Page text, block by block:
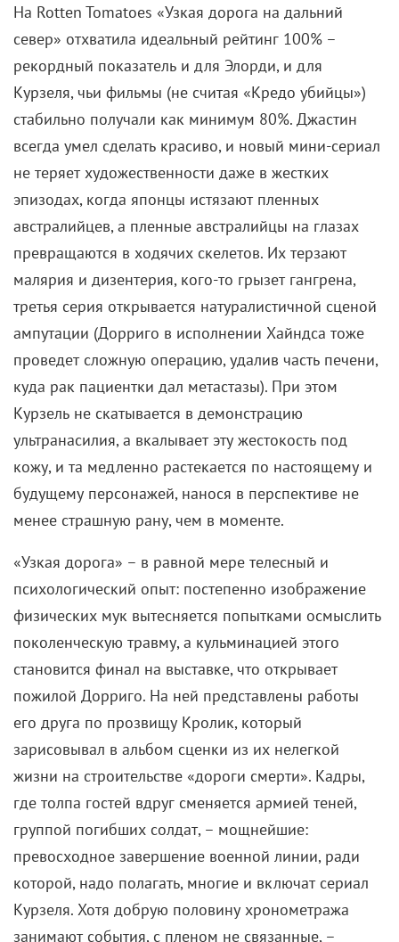
На Rotten Tomatoes «Узкая дорога на дальний
север» отхватила идеальный рейтинг 100% –
рекордный показатель и для Элорди, и для
Курзеля, чьи фильмы (не считая «Кредо убийцы»)
стабильно получали как минимум 80%. Джастин
всегда умел сделать красиво, и новый мини-сериал
не теряет художественности даже в жестких
эпизодах, когда японцы истязают пленных
австралийцев, а пленные австралийцы на глазах
превращаются в ходячих скелетов. Их терзают
малярия и дизентерия, кого-то грызет гангрена,
третья серия открывается натуралистичной сценой
ампутации (Дорриго в исполнении Хайндса тоже
проведет сложную операцию, удалив часть печени,
куда рак пациентки дал метастазы). При этом
Курзель не скатывается в демонстрацию
ультранасилия, а вкалывает эту жестокость под
кожу, и та медленно растекается по настоящему и
будущему персонажей, нанося в перспективе не
менее страшную рану, чем в моменте.
«Узкая дорога» – в равной мере телесный и
психологический опыт: постепенно изображение
физических мук вытесняется попытками осмыслить
поколенческую травму, а кульминацией этого
становится финал на выставке, что открывает
пожилой Дорриго. На ней представлены работы
его друга по прозвищу Кролик, который
зарисовывал в альбом сценки из их нелегкой
жизни на строительстве «дороги смерти». Кадры,
где толпа гостей вдруг сменяется армией теней,
группой погибших солдат, – мощнейшие:
превосходное завершение военной линии, ради
которой, надо полагать, многие и включат сериал
Курзеля. Хотя добрую половину хронометража
занимают события, с пленом не связанные, –